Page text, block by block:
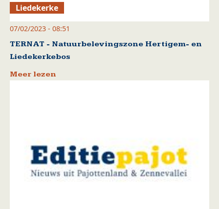
Liedekerke
07/02/2023 - 08:51
TERNAT - Natuurbelevingszone Hertigem- en
Liedekerkebos
Meer lezen